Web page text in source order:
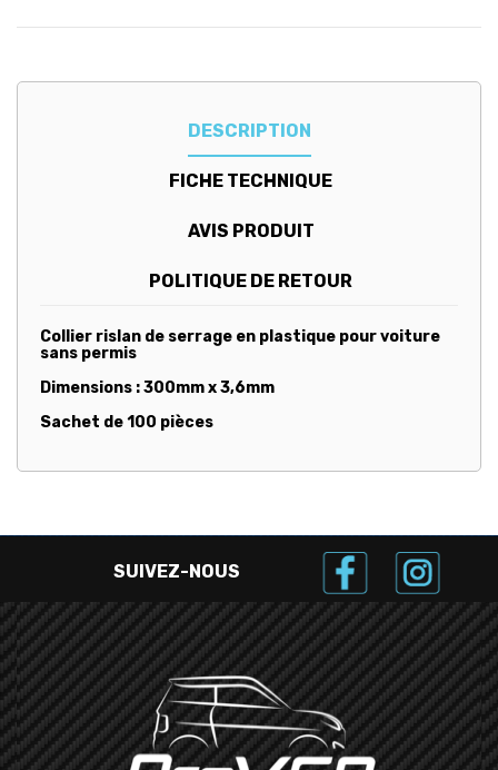
DESCRIPTION
FICHE TECHNIQUE
AVIS PRODUIT
POLITIQUE DE RETOUR
Collier rislan de serrage en plastique pour voiture
sans permis
Dimensions : 300mm x 3,6mm
Sachet de 100 pièces
SUIVEZ-NOUS